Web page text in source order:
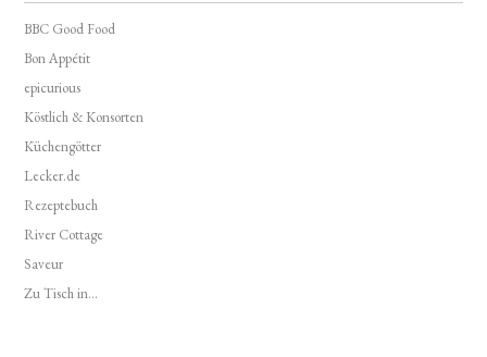
BBC Good Food
Bon Appétit
epicurious
Köstlich & Konsorten
Küchengötter
Lecker.de
Rezeptebuch
River Cottage
Saveur
Zu Tisch in...